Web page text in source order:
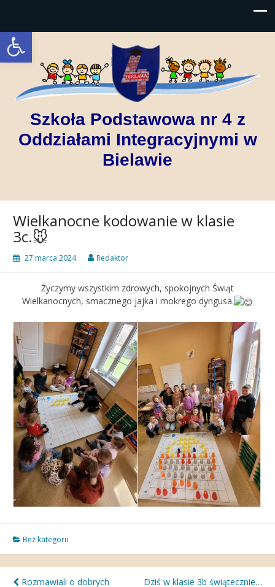
Open toolbar
Szkoła Podstawowa nr 4 z
Oddziałami Integracyjnymi w
Bielawie
Wielkanocne kodowanie w klasie
3c.🐭
27 marca 2024 Redaktor
Życzymy wszystkim zdrowych, spokojnych Świąt
Wielkanocnych, smacznego jajka i mokrego dyngusa.
Bez kategorii
Rozmawiali o dobrych
Dziś w klasie 3b świątecznie…